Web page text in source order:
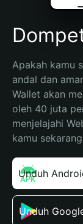
Apakah kamu
andal dan
Wallet akan
oleh 40 juta
menjelajahi
kamu
Unduh
Unduh